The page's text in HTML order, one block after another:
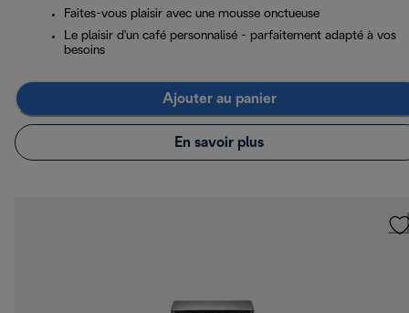
Faites-vous plaisir avec une mousse onctueuse
Le plaisir d'un café personnalisé - parfaitement adapté à vos
besoins
Ajouter au panier
En savoir plus